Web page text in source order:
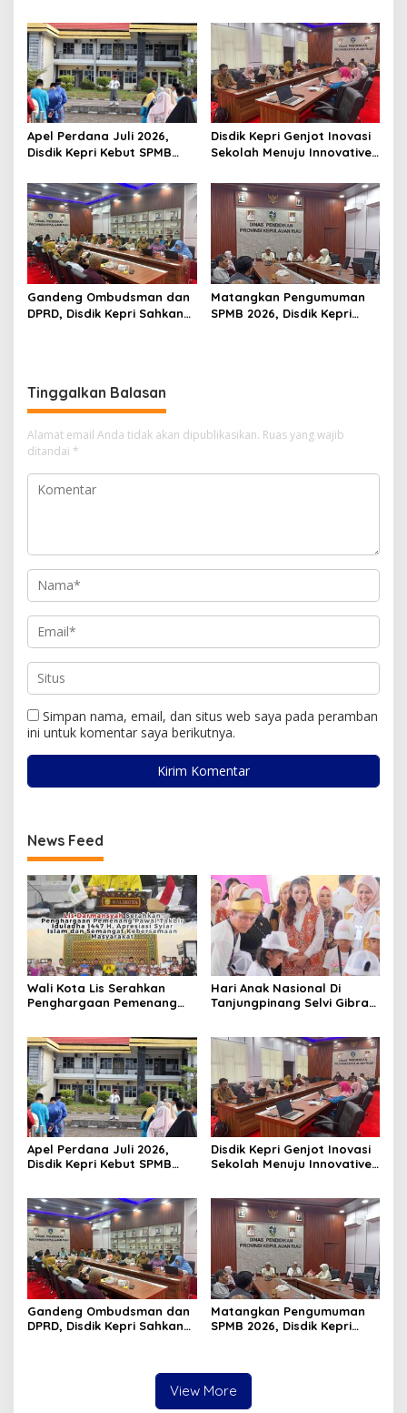
H, Ajak Masyarakat Terus
Hidupkan Syiar Islam
Nasional RANA
Apel Perdana Juli 2026,
Disdik Kepri Kebut SPMB
Disdik Kepri Genjot Inovasi
Sekolah Menuju Innovative
Gandeng Ombudsman dan
DPRD, Disdik Kepri Sahkan
Matangkan Pengumuman
SPMB 2026, Disdik Kepri
Tinggalkan Balasan
Alamat email Anda tidak akan dipublikasikan. Ruas yang wajib
ditandai *
Simpan nama, email, dan situs web saya pada peramban
ini untuk komentar saya berikutnya.
News Feed
Wali Kota Lis Serahkan
Penghargaan Pemenang
Hidupkan Syiar Islam
Hari Anak Nasional Di
Tanjungpinang Selvi Gibran
Apel Perdana Juli 2026,
Disdik Kepri Kebut SPMB
Disdik Kepri Genjot Inovasi
Sekolah Menuju Innovative
Gandeng Ombudsman dan
DPRD, Disdik Kepri Sahkan
Matangkan Pengumuman
SPMB 2026, Disdik Kepri
View More